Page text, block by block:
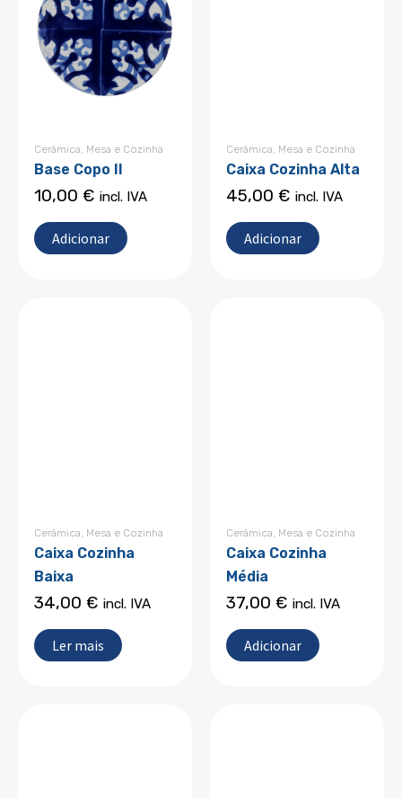
Cerâmica, Mesa e Cozinha
Base Copo II
10,00 € incl. IVA
Adicionar
Cerâmica, Mesa e Cozinha
Caixa Cozinha Alta
45,00 € incl. IVA
Adicionar
Cerâmica, Mesa e Cozinha
Caixa Cozinha
Baixa
34,00 € incl. IVA
Ler mais
Cerâmica, Mesa e Cozinha
Caixa Cozinha
Média
37,00 € incl. IVA
Adicionar